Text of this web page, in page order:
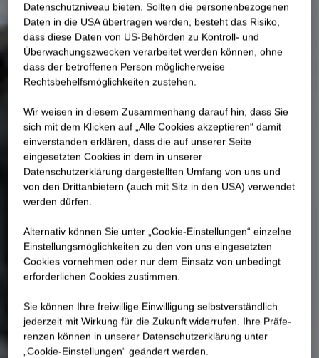
Datenschutzniveau bieten. Sollten die personenbezogenen
Daten in die USA übertragen werden, besteht das Risiko,
dass diese Daten von US-Behörden zu Kontroll- und
Überwachungszwecken verarbeitet werden können, ohne
dass der betroffenen Person möglicherweise
Rechtsbehelfsmöglichkeiten zustehen.
Wir weisen in diesem Zusammenhang darauf hin, dass Sie
sich mit dem Klicken auf „Alle Cookies akzeptieren“ damit
ein­ver­standen erklären, dass die auf unserer Seite
eingesetzten Cookies in dem in unserer
Datenschutzerklärung dargestellten Umfang von uns und
von den Drittanbietern (auch mit Sitz in den USA) verwendet
werden dürfen.
Alternativ können Sie unter „Cookie-Einstellungen“ einzelne
Einstellungsmöglichkeiten zu den von uns eingesetzten
Cookies vornehmen oder nur dem Einsatz von unbedingt
erforderlichen Cookies zustimmen.
Sie können Ihre freiwillige Einwilligung selbstverständlich
jederzeit mit Wirkung für die Zukunft widerrufen. Ihre Prä­fe­
renzen können in unserer Datenschutzerklärung unter
„Cookie-Einstellungen“ geändert werden.